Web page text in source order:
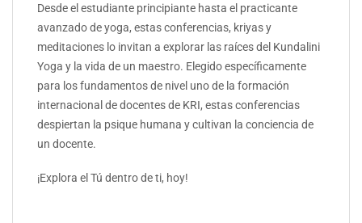
Desde el estudiante principiante hasta el practicante
avanzado de yoga, estas conferencias, kriyas y
meditaciones lo invitan a explorar las raíces del Kundalini
Yoga y la vida de un maestro. Elegido específicamente
para los fundamentos de nivel uno de la formación
internacional de docentes de KRI, estas conferencias
despiertan la psique humana y cultivan la conciencia de
un docente.
¡Explora el Tú dentro de ti, hoy!